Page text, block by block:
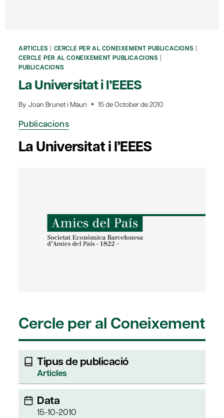
ARTICLES | CERCLE PER AL CONEIXEMENT PUBLICACIONS |
CERCLE PER AL CONEIXEMENT PUBLICACIONS |
PUBLICACIONS
La Universitat i l’EEES
By Joan Brunet i Mauri 15 de October de 2010
Publicacions
La Universitat i l’EEES
Cercle per al Coneixement
Tipus de publicació
Articles
Data
15-10-2010